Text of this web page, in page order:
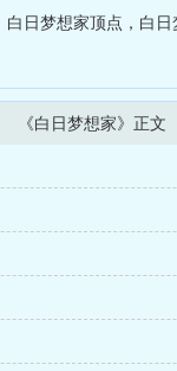
日梦想家顶点，
《白日梦想家》正文